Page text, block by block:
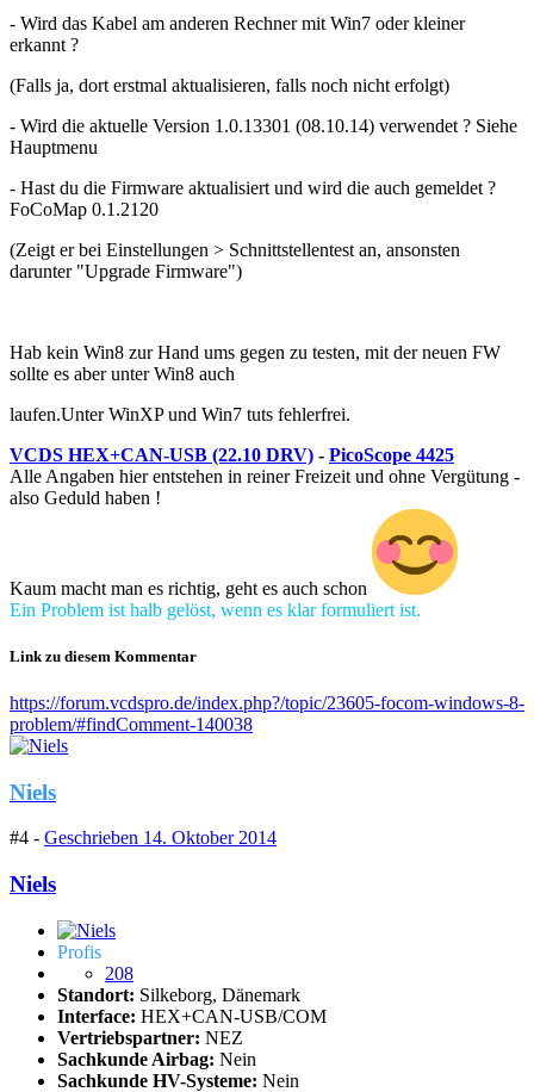
- Wird das Kabel am anderen Rechner mit Win7 oder kleiner
erkannt ?
(Falls ja, dort erstmal aktualisieren, falls noch nicht erfolgt)
- Wird die aktuelle Version 1.0.13301 (08.10.14) verwendet ? Siehe
Hauptmenu
- Hast du die Firmware aktualisiert und wird die auch gemeldet ?
FoCoMap 0.1.2120
(Zeigt er bei Einstellungen > Schnittstellentest an, ansonsten
darunter "Upgrade Firmware")
Hab kein Win8 zur Hand ums gegen zu testen, mit der neuen FW
sollte es aber unter Win8 auch
laufen.Unter WinXP und Win7 tuts fehlerfrei.
VCDS HEX+CAN-USB (22.10 DRV) - PicoScope 4425
Alle Angaben hier entstehen in reiner Freizeit und ohne Vergütung -
also Geduld haben !
Kaum macht man es richtig, geht es auch schon
Ein Problem ist halb gelöst, wenn es klar formuliert ist.
Link zu diesem Kommentar
https://forum.vcdspro.de/index.php?/topic/23605-focom-windows-8-
problem/#findComment-140038
Niels
#4 - Geschrieben 14. Oktober 2014
Niels
Profis
208
Standort: Silkeborg, Dänemark
Interface: HEX+CAN-USB/COM
Vertriebspartner: NEZ
Sachkunde Airbag: Nein
Sachkunde HV-Systeme: Nein